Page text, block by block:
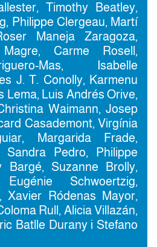
Timothy Beatley,
Philippe Clergeau, Martí
Maneja Zaragoza,
Carme Rosell,
Mas, Isabelle
J. T. Conolly, Karmenu
Lema, Luis Andrés Orive,
Waimann, Josep
Casademont, Virgínia
Margarida Frade,
Sandra Pedro, Philippe
Bargé, Suzanne Brolly,
Schwoertzig,
Xavier Ródenas Mayor,
Rull, Alicia Villazán,
Batlle Durany i Stefano